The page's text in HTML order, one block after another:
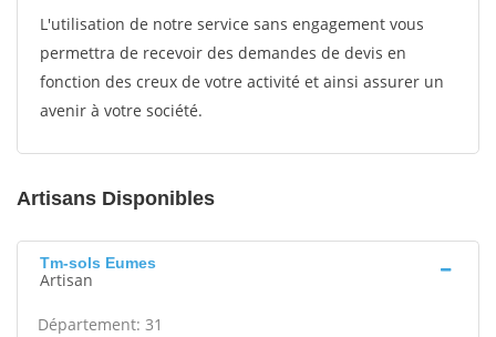
L'utilisation de notre service sans engagement vous
permettra de recevoir des demandes de devis en
fonction des creux de votre activité et ainsi assurer un
avenir à votre société.
Artisans Disponibles
Tm-sols Eumes
Artisan
Département: 31